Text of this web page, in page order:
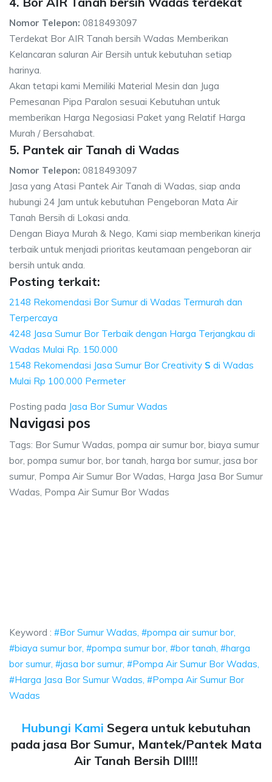
Nomor Telepon: 0818493097
Terdekat Bor AIR Tanah bersih Wadas Memberikan
Kelancaran saluran Air Bersih untuk kebutuhan setiap
harinya.
Akan tetapi kami Memiliki Material Mesin dan Juga
Pemesanan Pipa Paralon sesuai Kebutuhan untuk
memberikan Harga Negosiasi Paket yang Relatif Harga
Murah / Bersahabat.
5. Pantek air Tanah di Wadas
Nomor Telepon: 0818493097
Jasa yang Atasi Pantek Air Tanah di Wadas, siap anda
hubungi 24 Jam untuk kebutuhan Pengeboran Mata Air
Tanah Bersih di Lokasi anda.
Dengan Biaya Murah & Nego, Kami siap memberikan kinerja
terbaik untuk menjadi prioritas keutamaan pengeboran air
bersih untuk anda.
Posting terkait:
2148 Rekomendasi Bor Sumur di Wadas Termurah dan
Terpercaya
4248 Jasa Sumur Bor Terbaik dengan Harga Terjangkau di
Wadas Mulai Rp. 150.000
1548 Rekomendasi Jasa Sumur Bor Creativity S di Wadas
Mulai Rp 100.000 Permeter
Posting pada Jasa Bor Sumur Wadas
Navigasi pos
Tags: Bor Sumur Wadas, pompa air sumur bor, biaya sumur
bor, pompa sumur bor, bor tanah, harga bor sumur, jasa bor
sumur, Pompa Air Sumur Bor Wadas, Harga Jasa Bor Sumur
Wadas, Pompa Air Sumur Bor Wadas
Keyword : #Bor Sumur Wadas, #pompa air sumur bor,
#biaya sumur bor, #pompa sumur bor, #bor tanah, #harga
bor sumur, #jasa bor sumur, #Pompa Air Sumur Bor Wadas,
#Harga Jasa Bor Sumur Wadas, #Pompa Air Sumur Bor
Wadas
Hubungi Kami Segera untuk kebutuhan
pada jasa Bor Sumur, Mantek/Pantek Mata
Air Tanah Bersih Dll!!!